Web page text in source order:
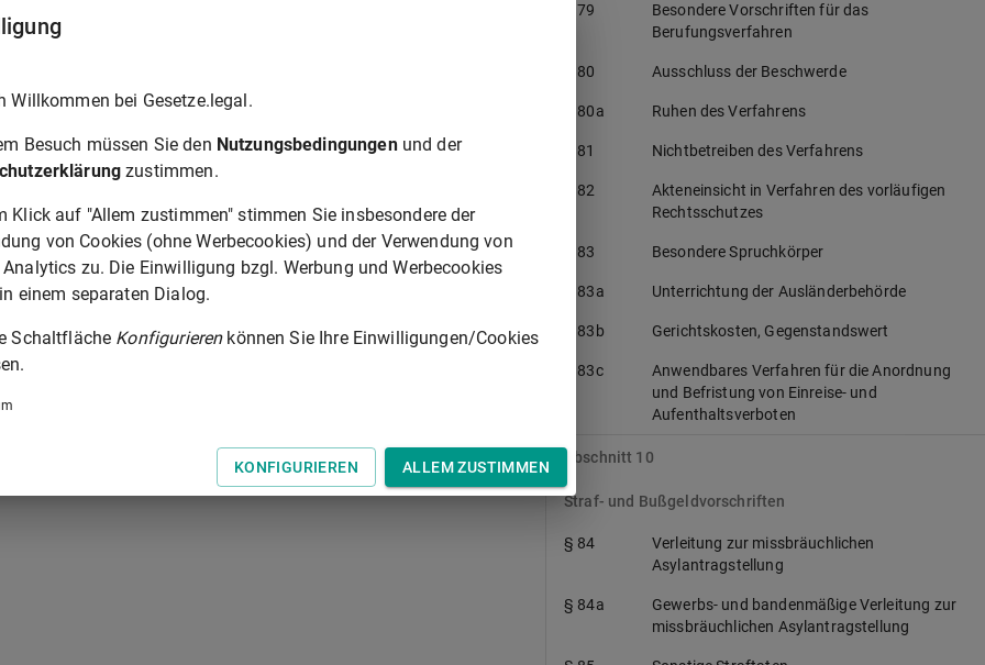
aufschiebende Wirkung, außer
(EU) 2024/1351 sehen eine aufschiebende Wirkung
Tastatur zur Navigation zwischen Normen.
§ 79
Besondere Vorschriften für das
Berufungsverfahren
§ 80 Ausschluss der Beschwerde
§ 80a Ruhen des Verfahrens
§ 81 Nichtbetreiben des Verfahrens
§ 82
Akteneinsicht in Verfahren des vorläufigen
Rechtsschutzes
§ 83 Besondere Spruchkörper
§ 83a Unterrichtung der Ausländerbehörde
§ 83b Gerichtskosten, Gegenstandswert
§ 83c
Anwendbares Verfahren für die Anordnung
und Befristung von Einreise- und
Aufenthaltsverboten
Abschnitt 10
Straf- und Bußgeldvorschriften
§ 84
Verleitung zur missbräuchlichen
Asylantragstellung
§ 84a
Gewerbs- und bandenmäßige Verleitung zur
missbräuchlichen Asylantragstellung
Willkommen bei Gesetze.legal.
Besuch müssen Sie den Nutzungsbedingungenund der
zustimmen.
Klick auf "Allem zustimmen" stimmen Sie insbesondere der
von Cookies (ohne Werbecookies) und der Verwendung von
Analytics zu. Die Einwilligung bzgl. Werbung und Werbecookies
einem separaten Dialog.
Schaltfläche Konfigurierenkönnen Sie Ihre Einwilligungen/Cookies
KONFIGURIEREN ALLEM ZUSTIMMEN